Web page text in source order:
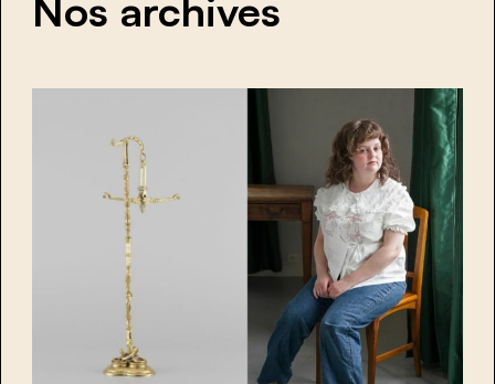
Nos archives